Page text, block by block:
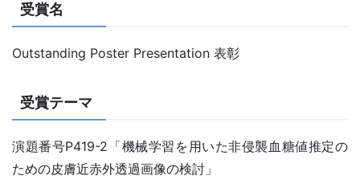
受賞名
Outstanding Poster Presentation 表彰
受賞テーマ
演題番号P419-2「機械学習を用いた非侵襲血糖値推定の
ための皮膚近赤外透過画像の検討」